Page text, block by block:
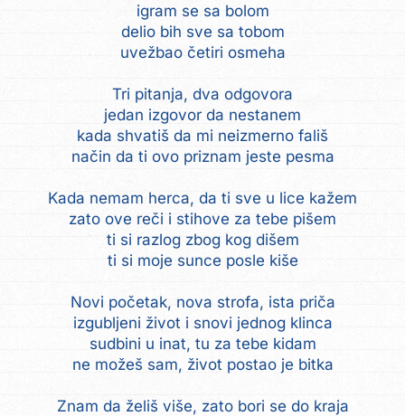
igram se sa bolom
delio bih sve sa tobom
uvežbao četiri osmeha
Tri pitanja, dva odgovora
jedan izgovor da nestanem
kada shvatiš da mi neizmerno fališ
način da ti ovo priznam jeste pesma
Kada nemam herca, da ti sve u lice kažem
zato ove reči i stihove za tebe pišem
ti si razlog zbog kog dišem
ti si moje sunce posle kiše
Novi početak, nova strofa, ista priča
izgubljeni život i snovi jednog klinca
sudbini u inat, tu za tebe kidam
ne možeš sam, život postao je bitka
Znam da želiš više, zato bori se do kraja